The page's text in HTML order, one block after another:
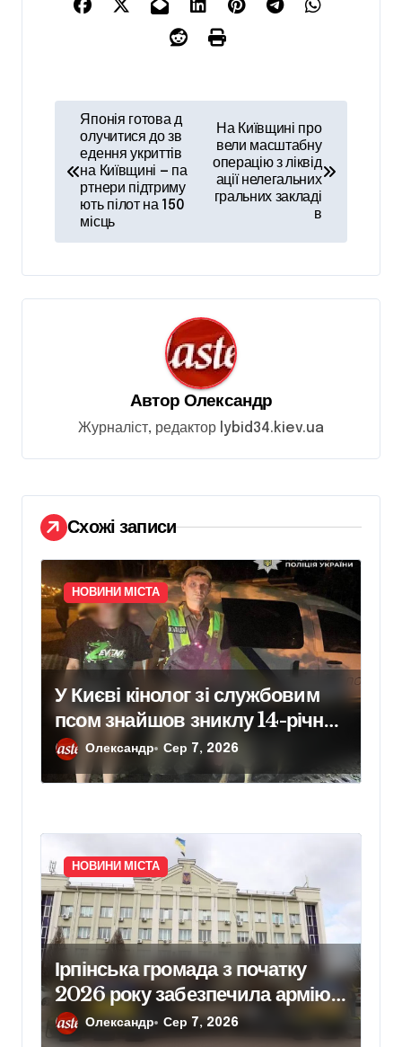
в
ц
с
і
в
Японія готова д
олучитися до зв
едення укриттів
на Київщині — па
ртнери підтриму
ють пілот на 150
місць
На Київщині про
вели масштабну
операцію з ліквід
ації нелегальних
гральних закладі
в
Автор Олександр
Журналіст, редактор lybid34.kiev.ua
Схожі записи
НОВИНИ МІСТА
У Києві кінолог зі службовим
псом знайшов зниклу 14-річну
школярку
Олександр Сер 7, 2026
НОВИНИ МІСТА
Ірпінська громада з початку
2026 року забезпечила армію
640 одиницями техніки
Олександр Сер 7, 2026